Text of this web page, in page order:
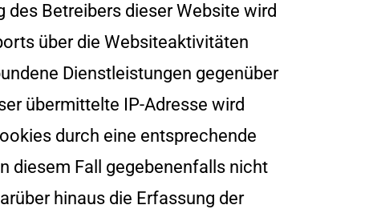
des Betreibers dieser Website wird
über die Websiteaktivitäten
Dienstleistungen gegenüber
übermittelte IP-Adresse wird
durch eine entsprechende
diesem Fall gegebenenfalls nicht
hinaus die Erfassung der